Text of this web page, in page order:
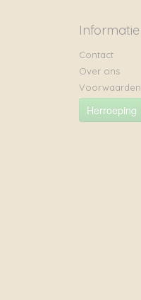
Informatie
Contact
Over ons
Voorwaarden
Herroeping